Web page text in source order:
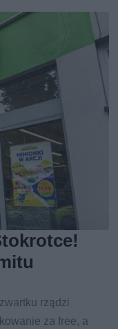
rządzi
za free, a